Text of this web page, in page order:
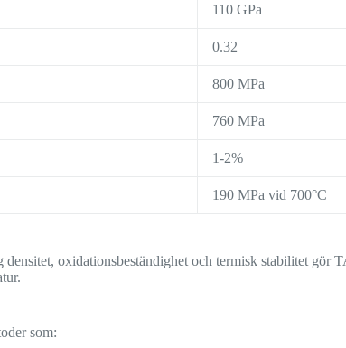
110 GPa
0.32
800 MPa
760 MPa
1-2%
190 MPa vid 700°C
densitet, oxidationsbeständighet och termisk stabilitet gör
som: